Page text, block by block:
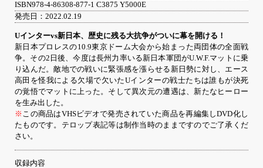
ISBN978-4-86308-877-1 C3875 Y5000E
発売日：2022.02.19
Uインターvs新日本、歴史に残る大抗争がついに幕を開ける！
新日本プロレスの10.9東京ドーム大会から始まった両団体の全面戦
争。その2日後、今度は長州力率いる新日本軍団がU.W.F.マットに乗
り込んだ。敵地での戦いに緊張感を漲らせる新日勢に対し、エース
高田を怪我による欠場で欠いたUインターの戦士たちは誰もが決死
の覚悟でマットに上った。そして異次元の遭遇は、新たなヒーロー
を生み出した。
※ この商品はVHSビデオで発売されていた商品を再編集しDVD化し
たものです。テロップ表記等は制作当時のままですのでご了承くだ
さい。
収録内容